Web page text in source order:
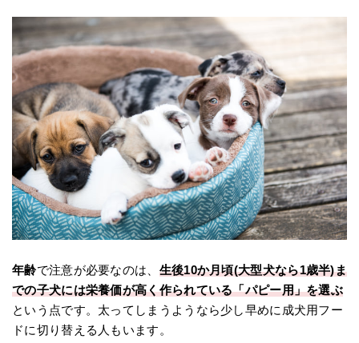
年齢で注意が必要なのは、 生後10か月頃(大型犬なら1歳半)ま
での子犬には栄養価が高く作られている「パピー用」を選ぶ
という点です。太ってしまうようなら少し早めに成犬用フー
ドに切り替える人もいます。